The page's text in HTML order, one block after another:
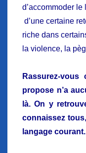
d’accommoder
d’une certaine
riche dans
la violence, la
Rassurez-
propose n’a
là. On y
connaissez
langage courant.